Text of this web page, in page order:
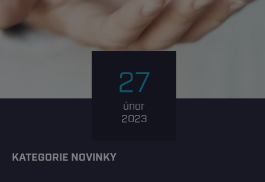
27
únor
2023
KATEGORIE NOVINKY